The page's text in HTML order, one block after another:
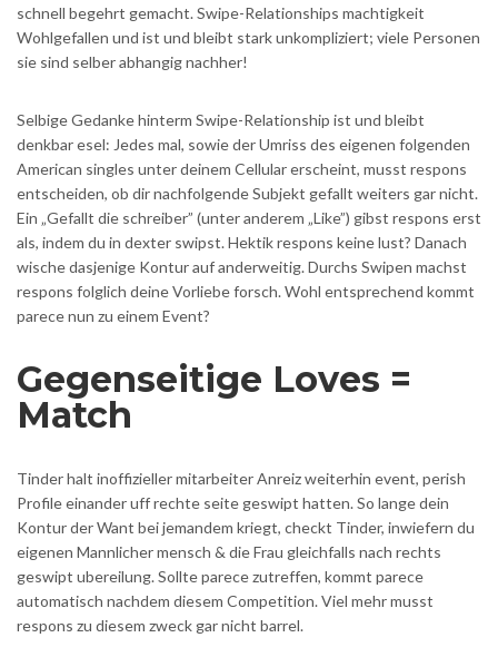
schnell begehrt gemacht. Swipe-Relationships machtigkeit
Wohlgefallen und ist und bleibt stark unkompliziert; viele Personen
sie sind selber abhangig nachher!
Selbige Gedanke hinterm Swipe-Relationship ist und bleibt
denkbar esel: Jedes mal, sowie der Umriss des eigenen folgenden
American singles unter deinem Cellular erscheint, musst respons
entscheiden, ob dir nachfolgende Subjekt gefallt weiters gar nicht.
Ein „Gefallt die schreiber” (unter anderem „Like”) gibst respons erst
als, indem du in dexter swipst. Hektik respons keine lust? Danach
wische dasjenige Kontur auf anderweitig. Durchs Swipen machst
respons folglich deine Vorliebe forsch. Wohl entsprechend kommt
parece nun zu einem Event?
Gegenseitige Loves =
Match
Tinder halt inoffizieller mitarbeiter Anreiz weiterhin event, perish
Profile einander uff rechte seite geswipt hatten. So lange dein
Kontur der Want bei jemandem kriegt, checkt Tinder, inwiefern du
eigenen Mannlicher mensch & die Frau gleichfalls nach rechts
geswipt ubereilung. Sollte parece zutreffen, kommt parece
automatisch nachdem diesem Competition. Viel mehr musst
respons zu diesem zweck gar nicht barrel.